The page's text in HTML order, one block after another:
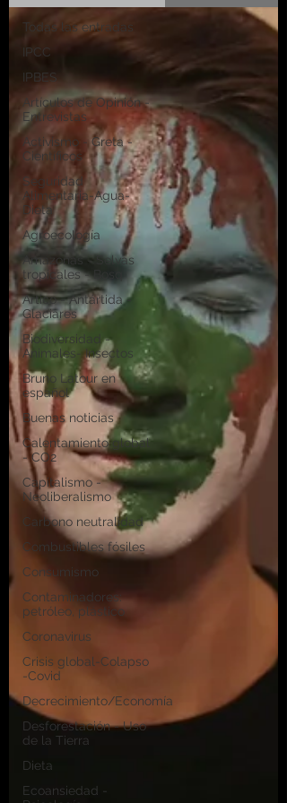
Todas las entradas
IPCC
IPBES
Artículos de Opinión -
Entrevistas
Activismo - Greta -
Científicos
Seguridad
Alimentaria-Agua-
Dieta
Agroecología
Amazonas - Selvas
tropicales - Bosq
Artico - Antártida -
Glaciares
Biodiversidad -
Animales- Insectos
Bruno Latour en
español
Buenas noticias
Calentamiento global
- CO2
Capitalismo -
Neoliberalismo
Carbono neutralidad
Combustibles fósiles
Consumismo
Contaminadores:
petróleo, plástico
Coronavirus
Crisis global-Colapso
-Covid
Decrecimiento/Economía
Desforestación - Uso
de la Tierra
Dieta
Ecoansiedad -